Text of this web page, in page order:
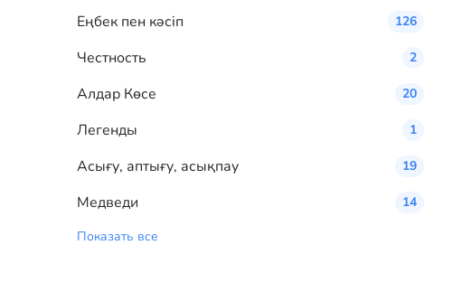
Eңбек пен кәсіп 126
Честность 2
Алдар Көсе 20
Легенды 1
Асығу, аптығу, асықпау 19
Медведи
14
Показать все